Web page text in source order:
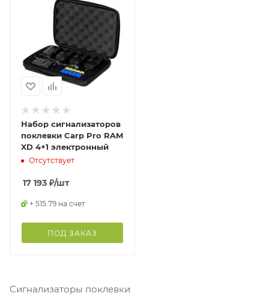
Набор сигнализаторов
поклевки Carp Pro RAM
XD 4+1 электронный
Отсутствует
17 193 ₽/шт
+ 515.79 на счет
ПОД ЗАКАЗ
Сигнализаторы поклевки